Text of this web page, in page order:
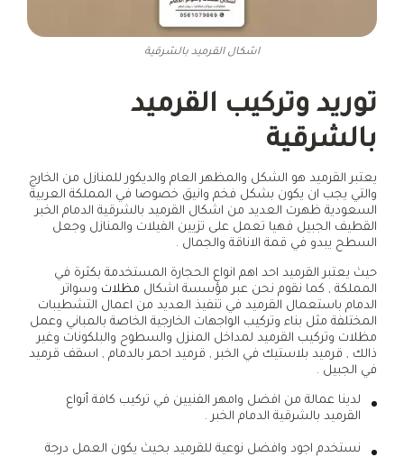
اشكال القرميد بالشرقية
توريد وتركيب القرميد
بالشرقية
يعتبر القرميد هو الشكل والمظهر العام والديكور للمنازل من الخارج
والتي يجب ان يكون بشكل فخم وانيق خصوصا في المملكة العربية
السعودية ظهرت العديد من اشكال القرميد بالشرقية الدمام الخبر
القطيف الجبيل فهيا تعمل على تزيين الفيلات والمنازل وجعل
السطح يبدو في قمة الاناقة والجمال .
حيث يعتبر القرميد احد اهم انواع الحجارة المستخدمة بكثرة في
المملكة , كما نقوم نحن عبر مؤسسة اشكال مظلات وسواتر
الدمام باستعمال القرميد في تنفيذ العديد من اعمال التشطيبات
المختلفة مثل بناء وتركيب الواجهات الخارجية الخاصة بالمباني وعمل
مظلات وتركيب القرميد لمداخل المنزل والسطوح والبلكونات وغير
ذالك , قرميد بلاستيك في الخبر , قرميد احمر بالدمام , اسقف قرميد
في الجبيل .
لدينا عمالة من افضل وامهر الفنيين في تركيب كافة أنواع
القرميد بالشرقية الدمام الخبر .
نستخدم اجود وافضل نوعية للقرميد بحيث يكون العمل درجة